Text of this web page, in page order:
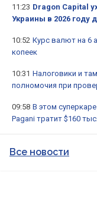
11:23 Dragon Capital
Украины в 2026 году
10:52 Курс валют на 6
копеек
10:31 Налоговики и
полномочия при
09:58 В этом
Pagani тратит $160
Все новости